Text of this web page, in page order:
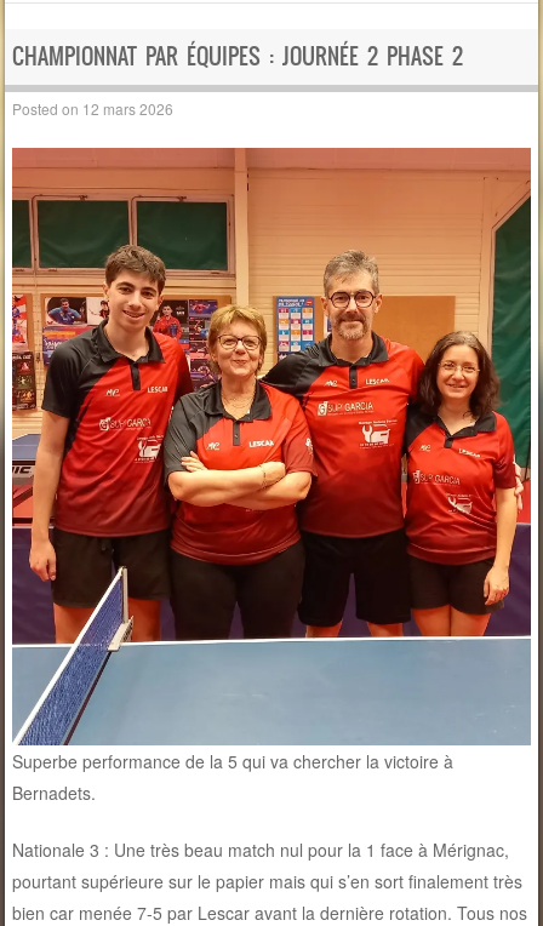
CHAMPIONNAT PAR ÉQUIPES : JOURNÉE 2 PHASE 2
Posted on 12 mars 2026
Superbe performance de la 5 qui va chercher la victoire à
Bernadets.
Nationale 3 : Une très beau match nul pour la 1 face à Mérignac,
pourtant supérieure sur le papier mais qui s’en sort finalement très
bien car menée 7-5 par Lescar avant la dernière rotation. Tous nos